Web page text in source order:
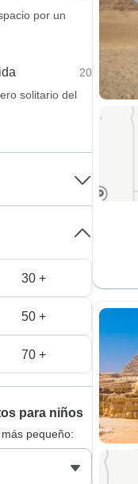
por un
20
solitario del
30 +
50 +
70 +
para niños
pequeño: